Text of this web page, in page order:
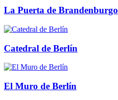
La Puerta de Brandenburgo
Catedral de Berlín
El Muro de Berlín